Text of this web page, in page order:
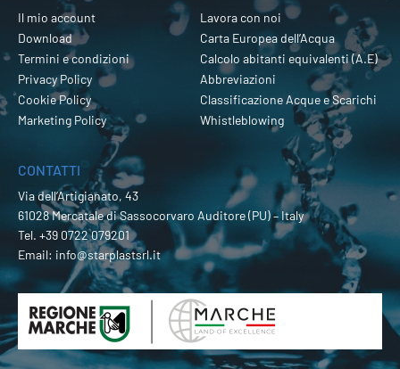
Il mio account
Download
Termini e condizioni
Privacy Policy
Cookie Policy
Marketing Policy
Lavora con noi
Carta Europea dell’Acqua
Calcolo abitanti equivalenti (A.E)
Abbreviazioni
Classificazione Acque e Scarichi
Whistleblowing
CONTATTI
Via dell’Artigianato, 43
61028 Mercatale di Sassocorvaro Auditore (PU) – Italy
Tel. +39 0722 079201
Email: info@starplastsrl.it